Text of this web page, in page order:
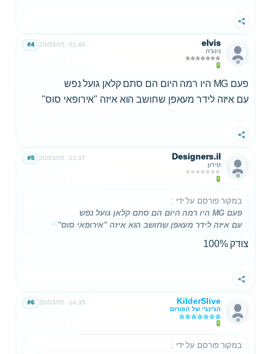
שתף
elvis
נינג'ה
20/03/05 01:40
#4
פעם MG היו רמה היום הם סתם קלאן גועל נפש
עם איזה לידר מעאפן שחושב הוא איזה "אירופאי סוס"
שתף
Designers.il
טירון
20/03/05 13:37
#5
במקור פורסם על ידי :
פעם MG היו רמה היום הם סתם קלאן גועל נפש
עם איזה לידר מעאפן שחושב הוא איזה "אירופאי סוס"
צודק 100%
שתף
KilderSlive
הג'ינג'י של הפורום
20/03/05 14:35
#6
במקור פורסם על ידי :